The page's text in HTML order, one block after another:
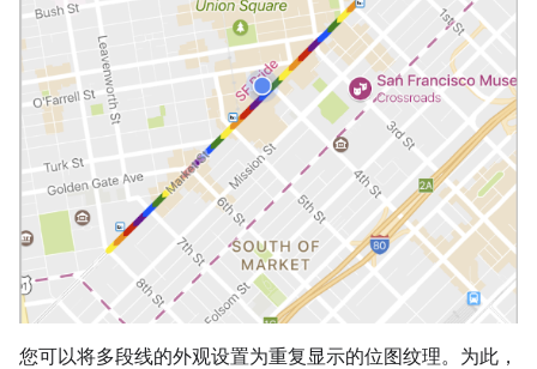
您可以将多段线的外观设置为重复显示的位图纹理。为此，